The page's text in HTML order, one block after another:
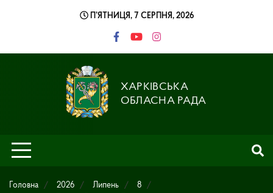
П’ЯТНИЦЯ, 7 СЕРПНЯ, 2026
ХАРКІВСЬКА
ОБЛАСНА РАДА
Головна 2026 Липень
8